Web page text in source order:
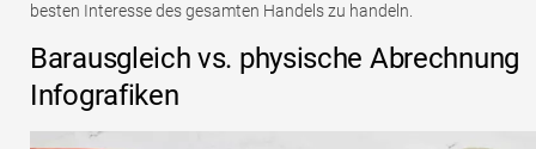
besten Interesse des gesamten Handels zu handeln.
Barausgleich vs. physische Abrechnung
Infografiken